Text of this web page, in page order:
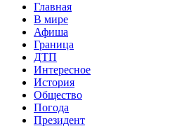
Главная
В мире
Афиша
Граница
ДТП
Интересное
История
Общество
Погода
Президент